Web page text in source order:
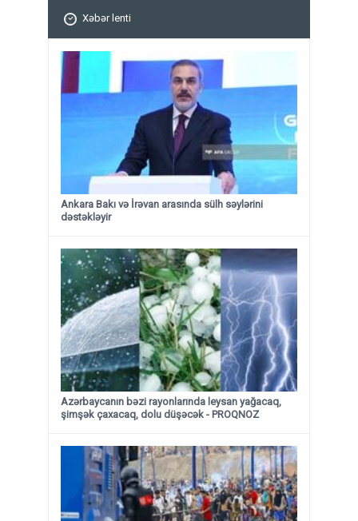
Xəbər lenti
Ankara Bakı və İrəvan arasında sülh səylərini
dəstəkləyir
Azərbaycanın bəzi rayonlarında leysan yağacaq,
şimşək çaxacaq, dolu düşəcək - PROQNOZ